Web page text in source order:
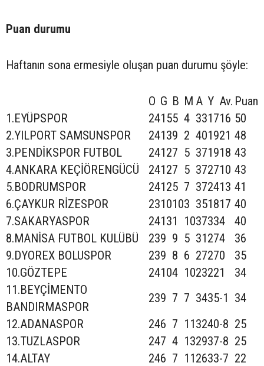
Puan durumu
Haftanın sona ermesiyle oluşan puan durumu şöyle:
O G B M A Y Av. Puan
1.EYÜPSPOR
24155 4 331716 50
2.YILPORT SAMSUNSPOR
24139 2 401921 48
3.PENDİKSPOR FUTBOL
24127 5 371918 43
4.ANKARA KEÇİÖRENGÜCÜ
24127 5 372710 43
5.BODRUMSPOR
24125 7 372413 41
6.ÇAYKUR RİZESPOR
2310103 351817 40
7.SAKARYASPOR
24131 1037334
40
8.MANİSA FUTBOL KULÜBÜ
239 9 5 31274
36
9.DYOREX BOLUSPOR
239 8 6 27270
35
10.GÖZTEPE
24104 1023221
34
11.BEYÇİMENTO
BANDIRMASPOR
239 7 7 3435-1 34
12.ADANASPOR
246 7 113240-8 25
13.TUZLASPOR
247 4 132937-8 25
14.ALTAY
246 7 112633-7 22